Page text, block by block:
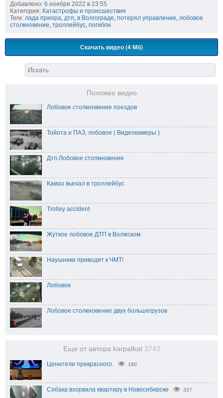
Добавлено: 6 ноября 2022 в 23:55
Категория: Катастрофы и происшествия
Теги: лада приора, дтп, в Волгограде, потерял управление, лобовое
столкновение, троллейбус, погибли
Скачать видео (4 Мб)
Похожее видео
Лобовое столкновение поездов
Тойота и ПАЗ, лобовое ( Видеокамеры )
Дтп:Лобовое столкновение
Камаз вьехал в троллейбус
Trolley accident
Жуткое лобовое ДТП в Волжском.
Наушники приводят к ЧМТ!
Лобовое
Лобовое столкновение двух большегрузов
Еще от автора karpatkat 3743
Ценители прекрасного. 180
Собака взорвала квартиру в Новосибирске 337